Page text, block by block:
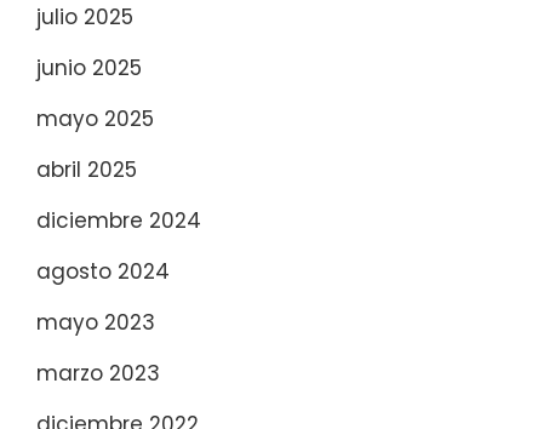
julio 2025
junio 2025
mayo 2025
abril 2025
diciembre 2024
agosto 2024
mayo 2023
marzo 2023